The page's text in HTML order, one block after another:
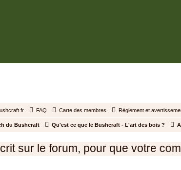
FAQ Carte des membres Règlement et
du Bushcraft Qu'est ce que le Bushcraft - L'art des bois ?
le forum, pour que votre